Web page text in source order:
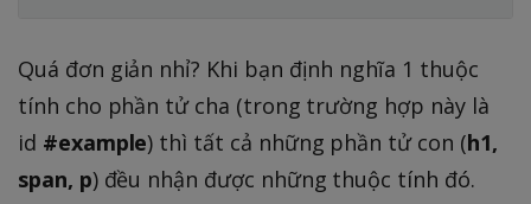
Quá đơn giản nhỉ? Khi bạn định nghĩa 1 thuộc
tính cho phần tử cha (trong trường hợp này là
id #example) thì tất cả những phần tử con (h1,
span, p) đều nhận được những thuộc tính đó.